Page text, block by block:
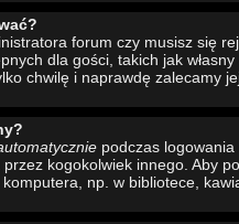
forum czy musisz się
dla gości, takich jak
chwilę i naprawdę zalecamy
podczas
kogokolwiek innego. Aby
np. w bibliotece,